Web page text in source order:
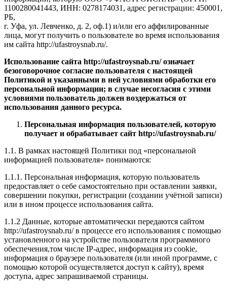
1100280041443, ИНН: 0278174031, адрес регистрации: 450001,
РБ,
г. Уфа, ул. Левченко, д. 2, оф.1) и/или его аффилированные
лица, могут получить о пользователе во время использования
им сайта http://ufastroysnab.ru/.
Использование сайта http://ufastroysnab.ru/ означает
безоговорочное согласие пользователя с настоящей
Политикой и указанными в ней условиями обработки его
персональной информации; в случае несогласия с этими
условиями пользователь должен воздержаться от
использования данного ресурса.
Персональная информация пользователей, которую
получает и обрабатывает сайт http://ufastroysnab.ru/
1.1. В рамках настоящей Политики под «персональной
информацией пользователя» понимаются:
1.1.1. Персональная информация, которую пользователь
предоставляет о себе самостоятельно при оставлении заявки,
совершении покупки, регистрации (создании учётной записи)
или в ином процессе использования сайта.
1.1.2 Данные, которые автоматически передаются сайтом
http://ufastroysnab.ru/ в процессе его использования с помощью
установленного на устройстве пользователя программного
обеспечения,том числе IP-адрес, информация из cookie,
информация о браузере пользователя (или иной программе, с
помощью которой осуществляется доступ к сайту), время
доступа, адрес запрашиваемой страницы.